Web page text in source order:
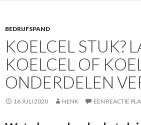
BEDRIJFSPAND
KOELCEL STUK?
KOELCEL OF
ONDERDELEN
16 JULI 2020 HENK EEN REACTIE